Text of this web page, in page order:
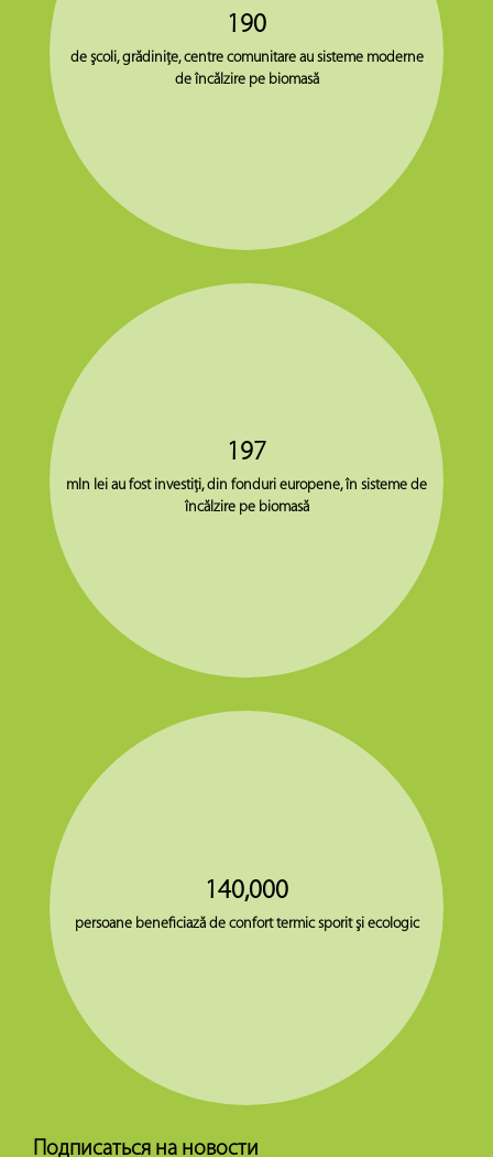
190
de şcoli, grădiniţe, centre comunitare au sisteme moderne
de încălzire pe biomasă
197
mln lei au fost investiţi, din fonduri europene, în sisteme de
încălzire pe biomasă
140,000
persoane beneficiază de confort termic sporit şi ecologic
Подписаться на новости